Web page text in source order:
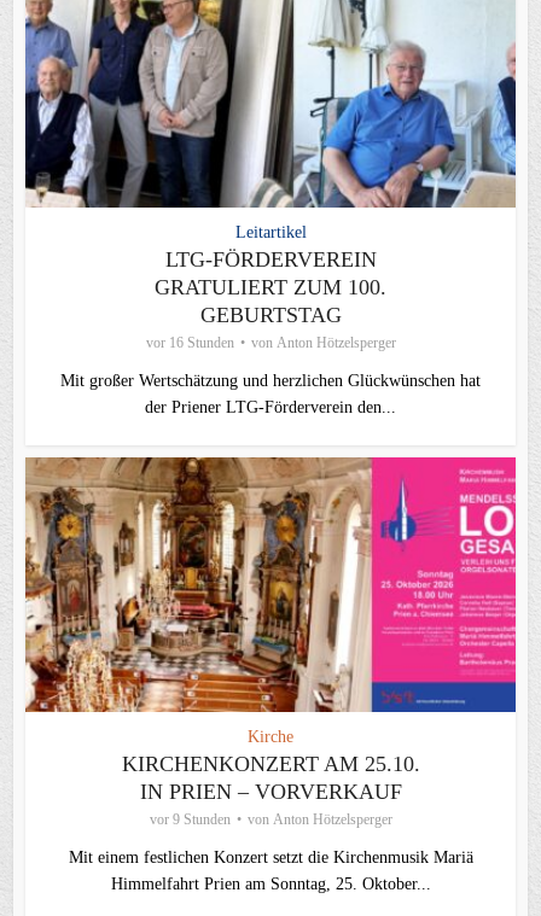
Leitartikel
LTG-FÖRDERVEREIN
GRATULIERT ZUM 100.
GEBURTSTAG
vor 16 Stunden von Anton Hötzelsperger
Mit großer Wertschätzung und herzlichen Glückwünschen hat
der Priener LTG‑Förderverein den...
Kirche
KIRCHENKONZERT AM 25.10.
IN PRIEN – VORVERKAUF
vor 9 Stunden von Anton Hötzelsperger
Mit einem festlichen Konzert setzt die Kirchenmusik Mariä
Himmelfahrt Prien am Sonntag, 25. Oktober...